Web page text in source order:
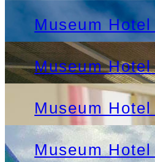
Museum
Museum
Museum
Museum